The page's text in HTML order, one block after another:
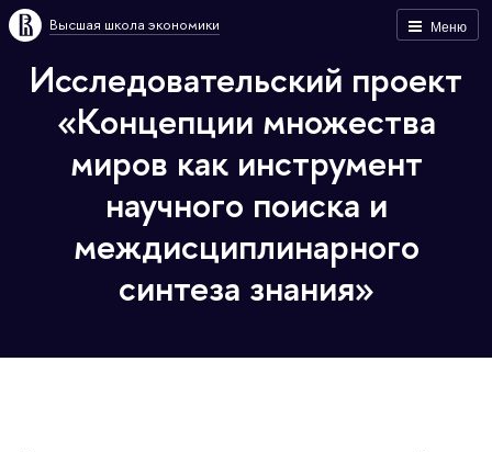
Меню
Высшая школа экономики
Исследовательский проект
«Концепции множества
миров как инструмент
научного поиска и
междисциплинарного
синтеза знания»